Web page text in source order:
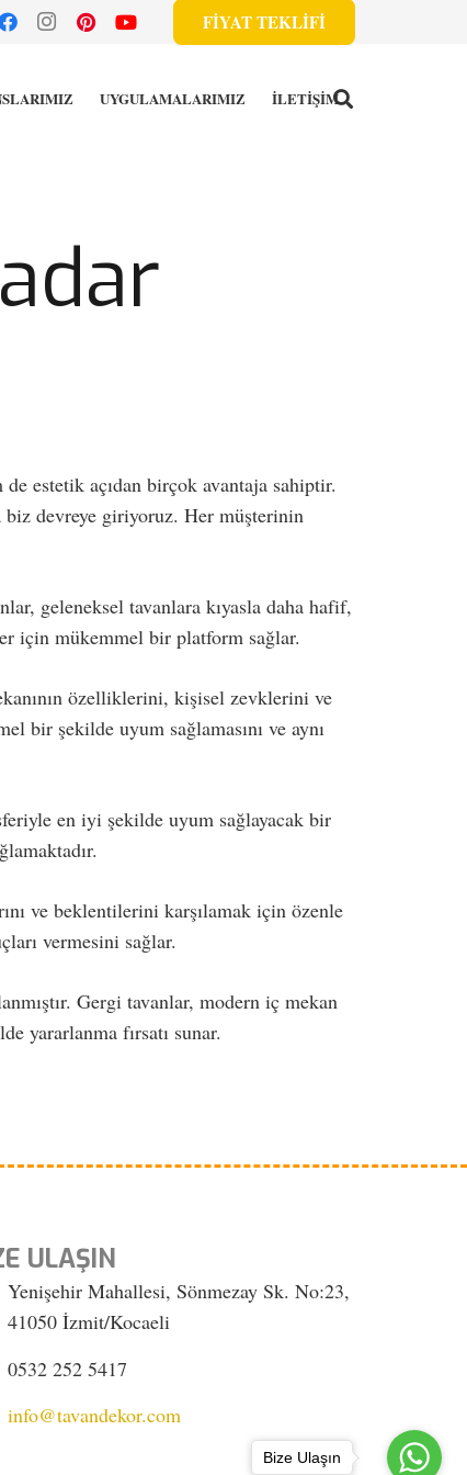
FİYAT TEKLİFİ
UYGULAMALARIMIZ İLETİŞİM
estetik açıdan birçok avantaja sahiptir.
devreye giriyoruz. Her müşterinin
geleneksel tavanlara kıyasla daha hafif,
için mükemmel bir platform sağlar.
özelliklerini, kişisel zevklerini ve
bir şekilde uyum sağlamasını ve aynı
en iyi şekilde uyum sağlayacak bir
ve beklentilerini karşılamak için özenle
vermesini sağlar.
Gergi tavanlar, modern iç mekan
yararlanma fırsatı sunar.
ULAŞIN
Yenişehir Mahallesi, Sönmezay Sk. No:23,
41050 İzmit/Kocaeli
0532 252 5417
info@tavandekor.com
Bize Ulaşın